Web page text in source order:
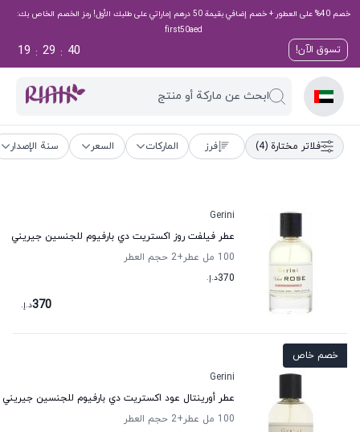
خصم 40% على العطور + خصم إضافي بقيمة 50 درهم إماراتي على طلبك الأول! رمز الخصم الخاص بك:
first50aed
تسوق الآن! 40
:
29
:
19
ابحث عن ماركة أو منتج
فلاتر مختارة (4) فرز الماركات السعر سنة الإصدار
Gerini
عطر فيلفت روز اكستريت دي بارفيوم للجنسين جيريني
100 مل عطر
+2
حجم العطر
370د.إ.
370د.إ.
خصم خاص
Gerini
عطر أورينتال عود اكستريت دي بارفيوم للجنسين جيريني
100 مل عطر
+2
حجم العطر